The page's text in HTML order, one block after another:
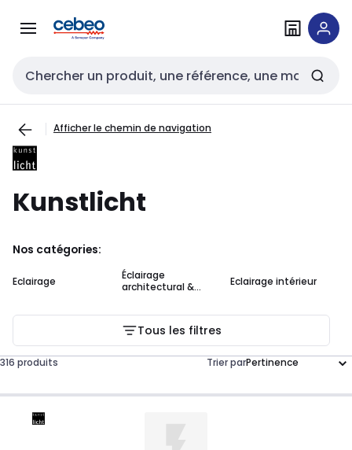
navigationau
Entrée de recherche
Afficher le chemin de navigation
Kunstlicht
Nos catégories:
Eclairage
Éclairage
architectural &
Eclairage intérieur
Tous les filtres
316 produits Trier par